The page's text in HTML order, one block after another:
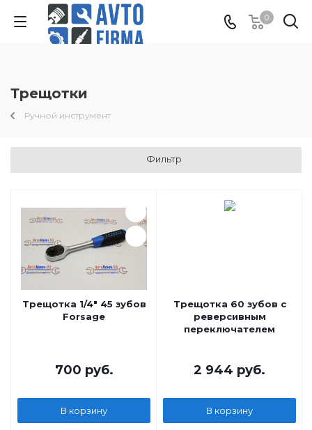
0
Трещотки
Ручной инструмент
Фильтр
Трещотка 1/4" 45 зубов
Forsage
700 руб.
В корзину
Трещотка 60 зубов с
реверсивным
переключателем
2 944 руб.
В корзину